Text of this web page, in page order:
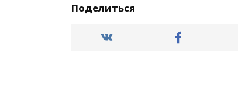
Поделиться